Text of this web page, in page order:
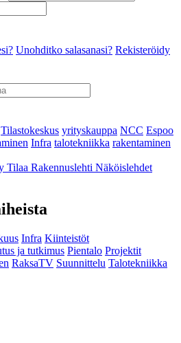
Unohditko salasanasi? Rekisteröidy
Tilastokeskus yrityskauppa NCC Espoo
Infra talotekniikka rakentaminen
Tilaa Rakennuslehti Näköislehdet
Infra Kiinteistöt
ja tutkimus Pientalo Projektit
RaksaTV Suunnittelu Talotekniikka